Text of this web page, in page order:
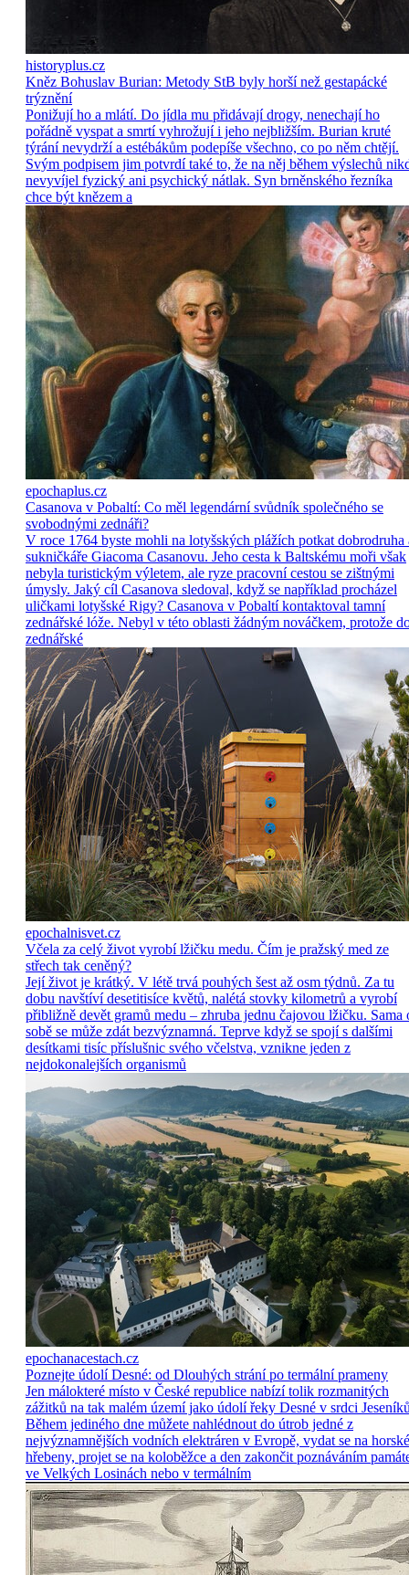
historyplus.cz
Kněz Bohuslav Burian: Metody StB byly horší než gestapácké
trýznění
Ponižují ho a mlátí. Do jídla mu přidávají drogy, nenechají ho
pořádně vyspat a smrtí vyhrožují i jeho nejbližším. Burian kruté
týrání nevydrží a estébákům podepíše všechno, co po něm chtějí.
Svým podpisem jim potvrdí také to, že na něj během výslechů
nevyvíjel fyzický ani psychický nátlak. Syn brněnského řezníka
chce být knězem a
epochaplus.cz
Casanova v Pobaltí: Co měl legendární svůdník společného se
svobodnými zednáři?
V roce 1764 byste mohli na lotyšských plážích potkat dobrodruha
sukničkáře Giacoma Casanovu. Jeho cesta k Baltskému moři však
nebyla turistickým výletem, ale ryze pracovní cestou se zištnými
úmysly. Jaký cíl Casanova sledoval, když se například procházel
uličkami lotyšské Rigy? Casanova v Pobaltí kontaktoval tamní
zednářské lóže. Nebyl v této oblasti žádným nováčkem, protože
zednářské
epochalnisvet.cz
Včela za celý život vyrobí lžičku medu. Čím je pražský med ze
střech tak ceněný?
Její život je krátký. V létě trvá pouhých šest až osm týdnů. Za tu
dobu navštíví desetitisíce květů, nalétá stovky kilometrů a vyrobí
přibližně devět gramů medu – zhruba jednu čajovou lžičku. Sama
sobě se může zdát bezvýznamná. Teprve když se spojí s dalšími
desítkami tisíc příslušnic svého včelstva, vznikne jeden z
nejdokonalejších organismů
epochanacestach.cz
Poznejte údolí Desné: od Dlouhých strání po termální prameny
Jen málokteré místo v České republice nabízí tolik rozmanitých
zážitků na tak malém území jako údolí řeky Desné v srdci
Během jediného dne můžete nahlédnout do útrob jedné z
nejvýznamnějších vodních elektráren v Evropě, vydat se na horské
hřebeny, projet se na koloběžce a den zakončit poznáváním
ve Velkých Losinách nebo v termálním